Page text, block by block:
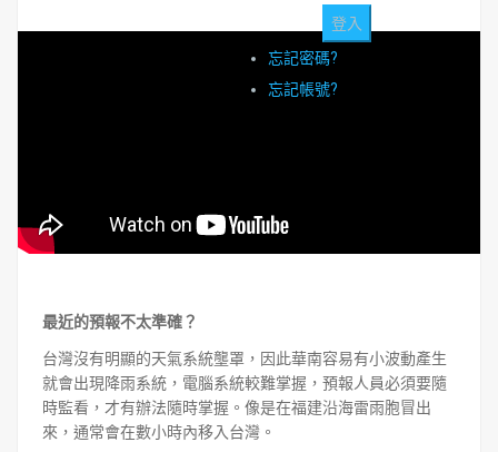
忘記密碼?
忘記帳號?
最近的預報不太準確？
台灣沒有明顯的天氣系統壟罩，因此華南容易有小波動產生
就會出現降雨系統，電腦系統較難掌握，預報人員必須要隨
時監看，才有辦法隨時掌握。像是在福建沿海雷雨胞冒出
來，通常會在數小時內移入台灣。